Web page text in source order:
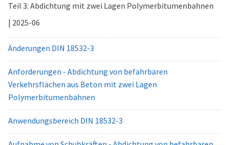
Teil 3: Abdichtung mit zwei Lagen Polymerbitumenbahnen
| 2025-06
Änderungen DIN 18532-3
Anforderungen - Abdichtung von befahrbaren
Verkehrsflächen aus Beton mit zwei Lagen
Polymerbitumenbahnen
Anwendungsbereich DIN 18532-3